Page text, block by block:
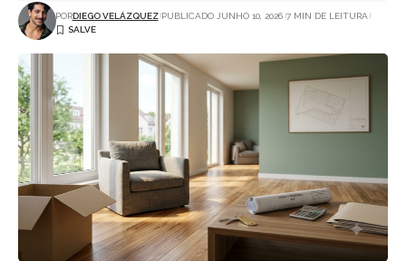
PORDIEGO VELÁZQUEZ PUBLICADO JUNHO 10, 2026 7 MIN DE LEITURA